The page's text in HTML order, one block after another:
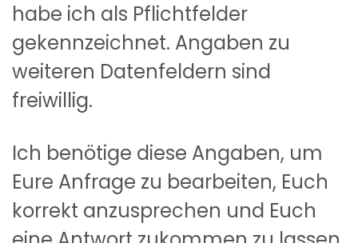
habe ich als Pflichtfelder
gekennzeichnet. Angaben zu
weiteren Datenfeldern sind
freiwillig.
Ich benötige diese Angaben, um
Eure Anfrage zu bearbeiten, Euch
korrekt anzusprechen und Euch